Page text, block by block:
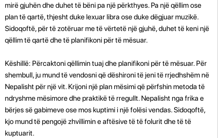
mirë gjuhën dhe duhet të bëni pa një përkthyes. Pa një qëllim ose
plan të qartë, thjesht duke lexuar libra ose duke dëgjuar muzikë.
Sidoqoftë, për të zotëruar me të vërtetë një gjuhë, duhet të keni një
qëllim të qartë dhe të planifikoni për të mësuar.
Këshillë: Përcaktoni qëllimin tuaj dhe planifikoni për të mësuar. Për
shembull, ju mund të vendosni që dëshironi të jeni të rrjedhshëm në
Nepalisht për një vit. Krijoni një plan mësimi që përfshin metoda të
ndryshme mësimore dhe praktikë të rregullt. Nepalisht nga frika e
bërjes së gabimeve ose mos kuptimi i një folësi vendas. Sidoqoftë,
kjo mund të pengojë zhvillimin e aftësive të të folurit dhe të të
kuptuarit.